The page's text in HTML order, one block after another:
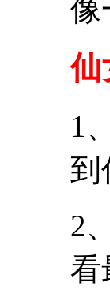
像
仙
1
到
2
看